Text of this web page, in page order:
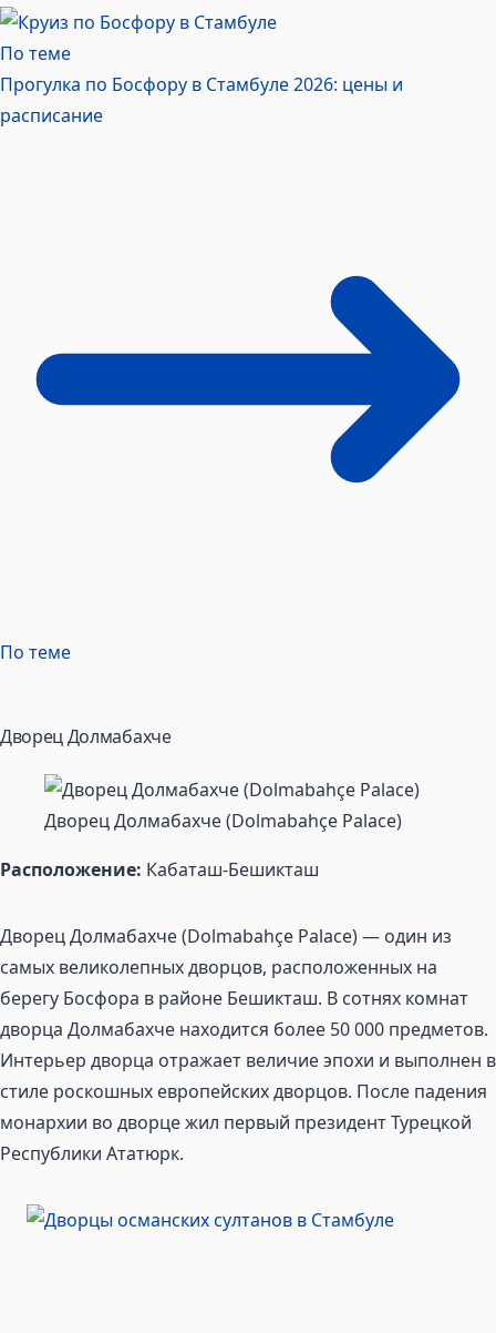
По теме
Прогулка по Босфору в Стамбуле 2026: цены и
расписание
По теме
Дворец Долмабахче
Дворец Долмабахче (Dolmabahçe Palace)
Расположение: Кабаташ-Бешикташ
Дворец Долмабахче (Dolmabahçe Palace) — один из
самых великолепных дворцов, расположенных на
берегу Босфора в районе Бешикташ. В сотнях комнат
дворца Долмабахче находится более 50 000 предметов.
Интерьер дворца отражает величие эпохи и выполнен в
стиле роскошных европейских дворцов. После падения
монархии во дворце жил первый президент Турецкой
Республики Ататюрк.